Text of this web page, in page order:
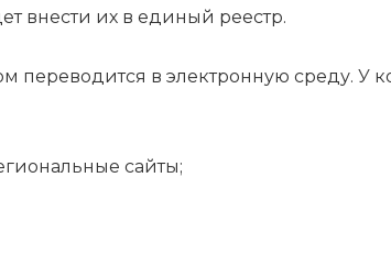
внести их в единый реестр.
переводится в электронную среду. У
сайты;